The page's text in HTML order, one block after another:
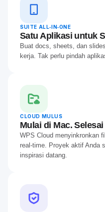
SUITE ALL‑IN‑ONE
Satu Aplikasi untuk
Buat docs, sheets, dan
kerja. Tak perlu pindah
CLOUD MULUS
Mulai di Mac.
WPS Cloud menyinkronkan
real‑time. Proyek aktif Anda
inspirasi datang.